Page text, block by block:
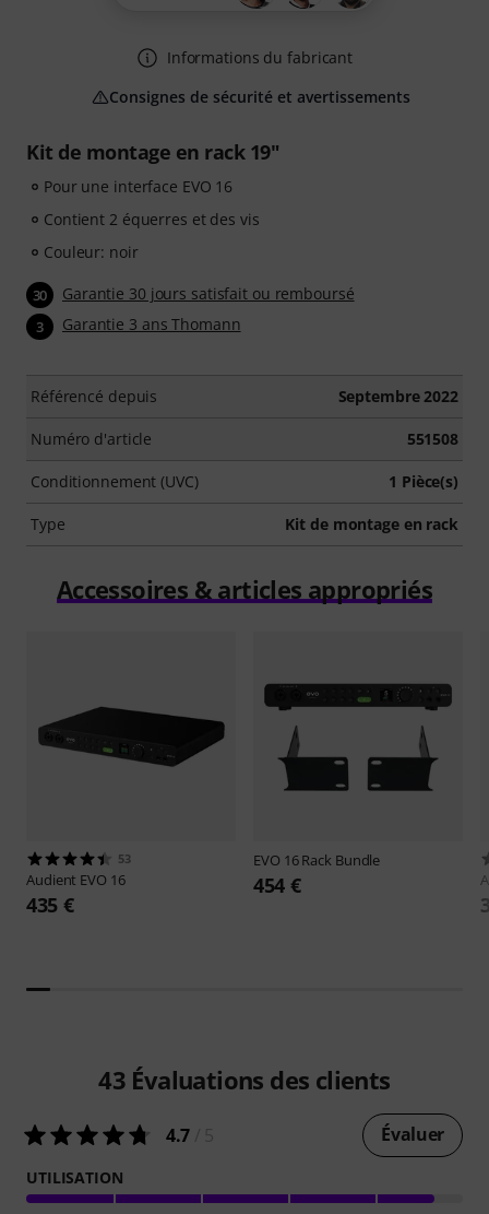
Kit de montage en rack 19"
Pour une interface EVO 16
Contient 2 équerres et des vis
Couleur: noir
30 Garantie 30 jours satisfait ou remboursé
3 Garantie 3 ans Thomann
Référencé depuis Septembre 2022
Numéro d'article 551508
Conditionnement (UVC) 1 Pièce(s)
Type Kit de montage en rack
Informations du fabricant
Consignes de sécurité et avertissements
Accessoires & articles appropriés
53
Audient EVO 16
435 €
EVO 16 Rack Bundle
454 €
43 Évaluations des clients
4.7 Évaluer
UTILISATION